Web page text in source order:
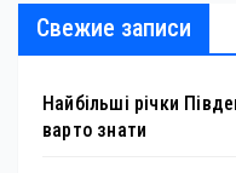
Свежие записи
Найбільші річки
варто знати